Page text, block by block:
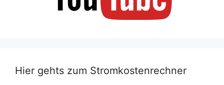
Hier gehts zum Stromkostenrechner